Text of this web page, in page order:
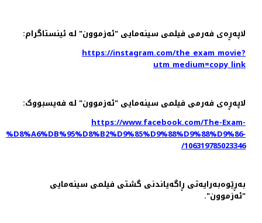
لاپەڕەی فەرمی فیلمی سینەمایی "ئەزموون" لە ئینستاگرام:
https://instagram.com/the_exam_movie?
utm_medium=copy_link
لاپەڕەی فەرمی فیلمی سینەمایی "ئەزموون" لە فه‌یسبووک:
https://www.facebook.com/The-Exam-
%D8%A6%DB%95%D8%B2%D9%85%D9%88%D9%88%D9%86-
106319785023346/
بەڕێوەبەرایەتی ڕاگەیاندنی گشتی فیلمی سینەمایی
"ئەزموون".